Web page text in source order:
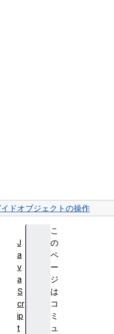
ドオブジェクトの操作
こ
の
ペ
ー
ジ
は
コ
ミ
ュ
J
a
v
a
S
cr
ip
t